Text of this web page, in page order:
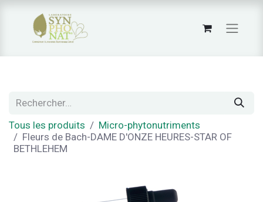
Tous les produits
Micro-phytonutriments
Fleurs de Bach-DAME D'ONZE HEURES-STAR OF
BETHLEHEM